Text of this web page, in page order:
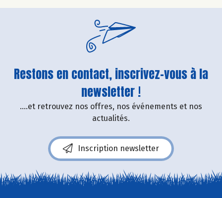
Restons en contact, inscrivez-vous à la
newsletter !
....et retrouvez nos offres, nos événements et nos
actualités.
Inscription newsletter